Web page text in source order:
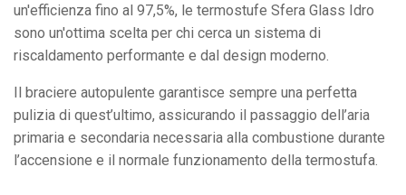
un'efficienza fino al 97,5%, le termostufe Sfera Glass Idro
sono un'ottima scelta per chi cerca un sistema di
riscaldamento performante e dal design moderno.
Il braciere autopulente garantisce sempre una perfetta
pulizia di quest’ultimo, assicurando il passaggio dell’aria
primaria e secondaria necessaria alla combustione durante
l’accensione e il normale funzionamento della termostufa.